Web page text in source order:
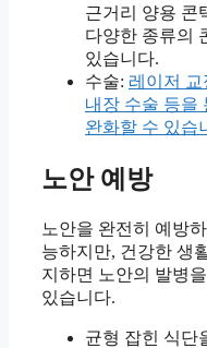
근거리 양용 콘
다양한 종류의
있습니다.
수술: 레이저 교
내장 수술 등을
완화할 수 있습
노안 예방
노안을 완전히 예방
능하지만, 건강한 생
지하면 노안의 발병
있습니다.
균형 잡힌 식단